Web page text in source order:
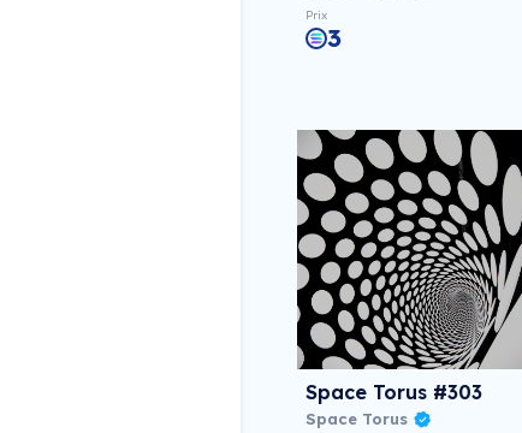
Prix
3
Space Torus #303
Space Torus